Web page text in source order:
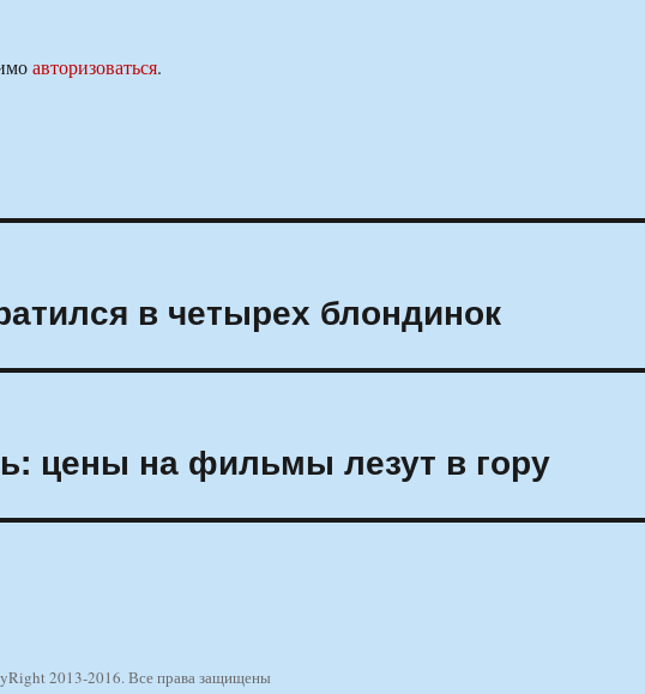
авторизоваться.
в четырех блондинок
цены на фильмы лезут в гору
2013-2016. Все права защищены